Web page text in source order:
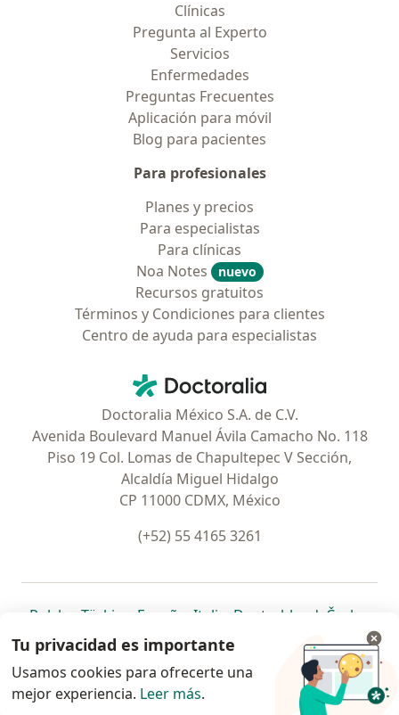
Clínicas
Pregunta al Experto
Servicios
Enfermedades
Preguntas Frecuentes
Aplicación para móvil
Blog para pacientes
Para profesionales
Planes y precios
Para especialistas
Para clínicas
Noa Notes
nuevo
Recursos gratuitos
Términos y Condiciones para clientes
Centro de ayuda para especialistas
Doctoralia - Página de inicio
Doctoralia México S.A. de C.V.
Avenida Boulevard Manuel Ávila Camacho No. 118
Piso 19 Col. Lomas de Chapultepec V Sección,
Alcaldía Miguel Hidalgo
CP 11000 CDMX, México
(+52) 55 4165 3261
Polska se abre en una nueva pestaña
Türkiye se abre en una nueva pestaña
España se abre en una nueva pestaña
Italia se abre en una nueva
Deutschlandse abre en
Česko
Portugal
se abre en una nueva pestaña
México se abre en una nueva pestaña
Chile se abre en una nueva pestaña
Brasil se abre en una nueva
se abre en
se
se abre en una nueva
www.doctoralia.com.mx © 2026 - Encuentra tu
Tu privacidad es importante
Usamos cookies para ofrecerte una
mejor experiencia. Leer más.